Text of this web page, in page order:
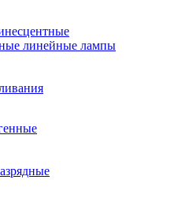
линейные лампы